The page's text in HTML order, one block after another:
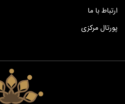
ارتباط با ما
پورتال مرکزی